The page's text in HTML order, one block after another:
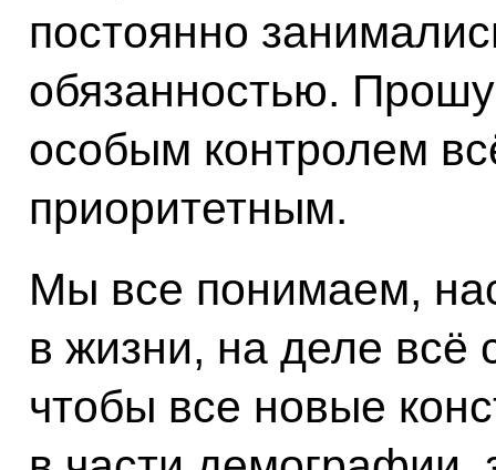
постоянно
обязанностью.
особым контролем
приоритетным.
Мы все понимаем,
в жизни, на деле всё
чтобы все новые